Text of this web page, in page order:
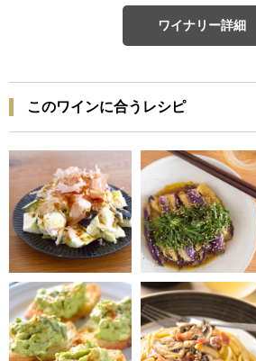
ワイナリー詳細
このワインに合うレシピ